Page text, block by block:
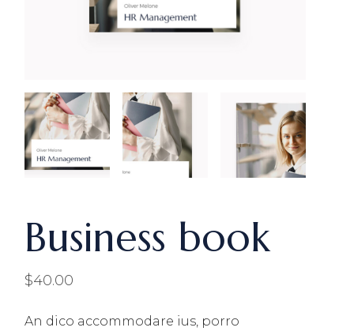
Business book
$40.00
An dico accommodare ius, porro